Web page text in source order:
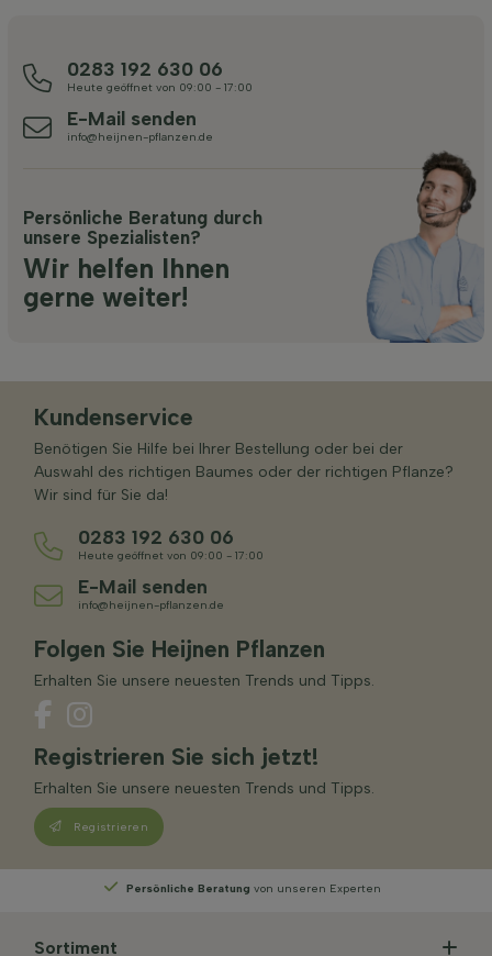
0283 192 630 06
Heute geöffnet von 09:00 - 17:00
E-Mail senden
info@heijnen-pflanzen.de
Persönliche Beratung durch
unsere Spezialisten?
Wir helfen Ihnen
gerne weiter!
Kundenservice
Benötigen Sie Hilfe bei Ihrer Bestellung oder bei der
Auswahl des richtigen Baumes oder der richtigen Pflanze?
Wir sind für Sie da!
0283 192 630 06
Heute geöffnet von 09:00 - 17:00
E-Mail senden
info@heijnen-pflanzen.de
Folgen Sie Heijnen Pflanzen
Erhalten Sie unsere neuesten Trends und Tipps.
Registrieren Sie sich jetzt!
Erhalten Sie unsere neuesten Trends und Tipps.
Registrieren
WählenSie Ihre Lieferwoche
Sortiment